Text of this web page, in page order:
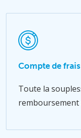
Compte de
Toute la
remboursement